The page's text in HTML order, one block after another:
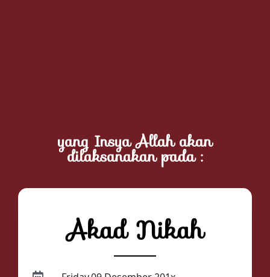
yang Insya Allah akan
dilaksanakan pada :
Akad Nikah